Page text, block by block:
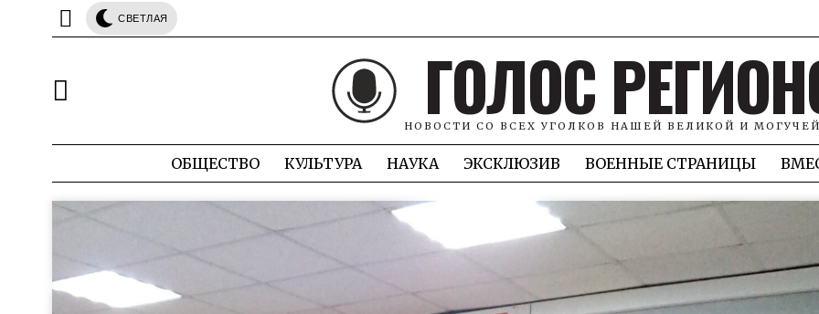
СВЕТЛАЯ
ГОЛОС
НОВОСТИ СО ВСЕХ УГОЛКОВ НАШЕЙ ВЕЛИКОЙ И
ОБЩЕСТВО КУЛЬТУРА НАУКА ЭКСКЛЮЗИВ ВОЕННЫЕ СТРАНИЦЫ